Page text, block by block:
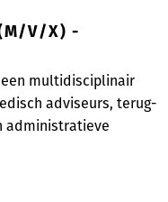
(M/V/X) -
multidisciplinair
adviseurs, terug-
administratieve